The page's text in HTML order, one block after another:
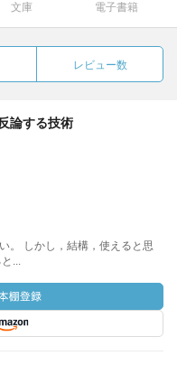
文庫 電子書籍
レビュー数
論する技術
。 しかし，結構，使えると思
...